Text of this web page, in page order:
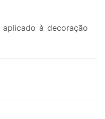
à decoração